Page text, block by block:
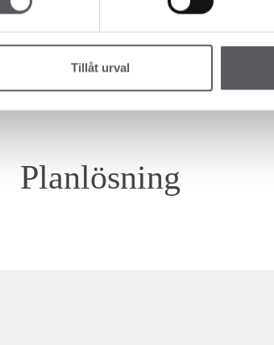
Tillåt urval
Planlösning